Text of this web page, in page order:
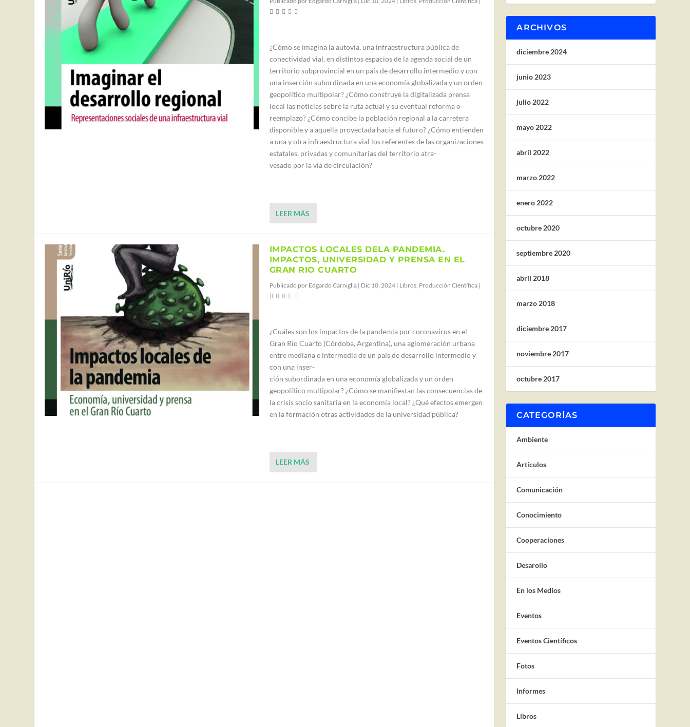
¿Cómo se imagina la autovía, una infraestructura pública de
conectividad vial, en distintos espacios de la agenda social de un
territorio subprovincial en un país de desarrollo intermedio y con
una inserción subordinada en una economía globalizada y un orden
geopolítico multipolar? ¿Cómo construye la digitalizada prensa
local las noticias sobre la ruta actual y su eventual reforma o
reemplazo? ¿Cómo concibe la población regional a la carretera
disponible y a aquella proyectada hacia el futuro? ¿Cómo entienden
a una y otra infraestructura vial los referentes de las organizaciones
estatales, privadas y comunitarias del territorio atra-
vesado por la vía de circulación?
LEER MÁS
IMPACTOS LOCALES DELA PANDEMIA.
IMPACTOS, UNIVERSIDAD Y PRENSA EN EL
GRAN RIO CUARTO
Publicado por Edgardo Carniglia| Dic 10, 2024| Libros, Producción Científica|
¿Cuáles son los impactos de la pandemia por coronavirus en el
Gran Río Cuarto (Córdoba, Argentina), una aglomeración urbana
entre mediana e intermedia de un país de desarrollo intermedio y
con una inser-
ción subordinada en una economía globalizada y un orden
geopolítico multipolar? ¿Cómo se manifiestan las consecuencias de
la crisis socio sanitaria en la economía local? ¿Qué efectos emergen
en la formación otras actividades de la universidad pública?
LEER MÁS
ARCHIVOS
diciembre 2024
junio 2023
julio 2022
mayo 2022
abril 2022
marzo 2022
enero 2022
octubre 2020
septiembre 2020
abril 2018
marzo 2018
diciembre 2017
noviembre 2017
octubre 2017
CATEGORÍAS
Ambiente
Artículos
Comunicación
Conocimiento
Cooperaciones
Desarollo
En los Medios
Eventos
Eventos Científicos
Fotos
Informes
Libros